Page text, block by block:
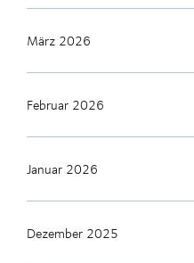
März 2026
Februar 2026
Januar 2026
Dezember 2025